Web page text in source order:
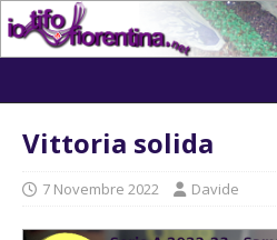
Vittoria solida
7 Novembre 2022 Davide